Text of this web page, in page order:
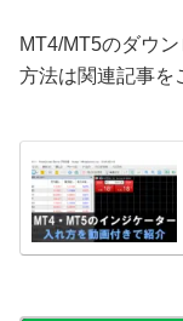
MT4/MT5のダウ
方法は関連記事を